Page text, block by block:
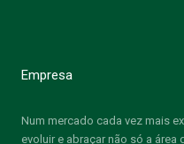
Empresa
Num mercado cada vez mais
evoluir e abraçar não só a